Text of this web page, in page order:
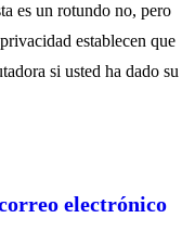
es un rotundo no, pero
establecen que
si usted ha dado su
electrónico